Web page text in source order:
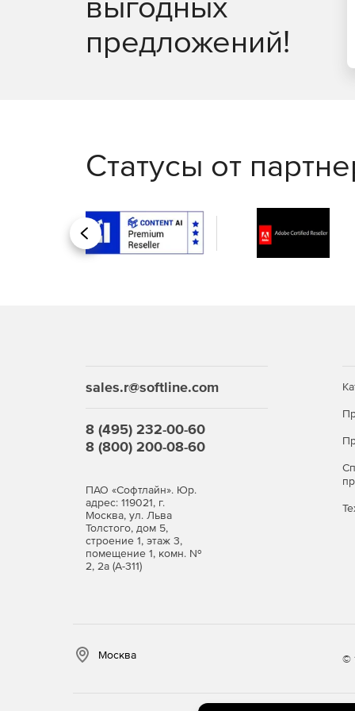
предложений!
Статусы от
Назад
sales.r@softline.com
8 (495) 232-00-60
8 (800) 200-08-60
ПАО «Софтлайн». Юр.
адрес: 119021, г.
Москва, ул. Льва
Толстого, дом 5,
строение 1, этаж 3,
помещение 1, комн. №
2, 2а (А-311)
Москва ©